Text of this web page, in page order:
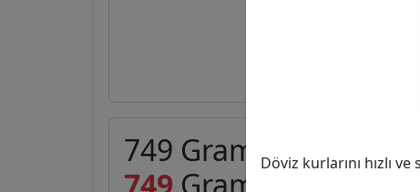
749 Gram Altın (GA)
Döviz kurlarını hızlı